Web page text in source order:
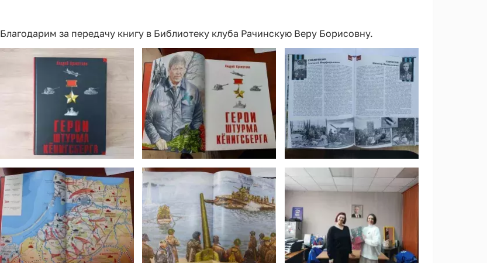
Благодарим за передачу книгу в Библиотеку клуба Рачинскую Веру Борисовну.